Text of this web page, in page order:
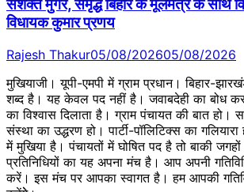
सशक्त मुंगेर, समृद्ध बिहार के मूलमंत्र के साथ
विधायक कुमार प्रणय
Rajesh Thakur05/08/202605/08/2026
मुखियाजी। यूपी-एमपी में ग्राम प्रधान। बिहार-
शब्द है। यह केवल पद नहीं है। जवाबदेही का बोध
का विश्वास दिलाता है। ग्राम पंचायत की बात हो।
संस्था का उद्धरण हो। पार्टी-पॉलिटिक्स का
में मुखिया है। पंचायतों में घोषित पद है तो बाकी
प्रतिनिधियों का यह अपना मंच है। आप अपनी
करें। इस मंच पर आपका स्वागत है। हम आपकी